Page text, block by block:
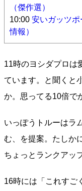
（傑作選）
10:00 安いガッツ
情報）
11時のヨシダプロは
ています。と聞くと
か。思ってる10倍で
いっぽうトルーはラ
む、を提案。たしか
ちょっとランクアッ
16時には「これすご